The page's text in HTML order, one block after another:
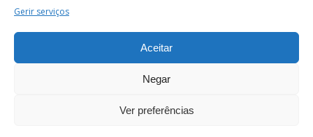
Gerir serviços
Aceitar
Negar
Ver preferências
Termos e Condições
os direitos reservados.